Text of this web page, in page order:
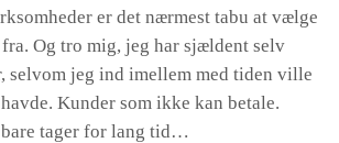
er det nærmest tabu at vælge
Og tro mig, jeg har sjældent selv
selvom jeg ind imellem med tiden ville
Kunder som ikke kan betale.
bare tager for lang tid…